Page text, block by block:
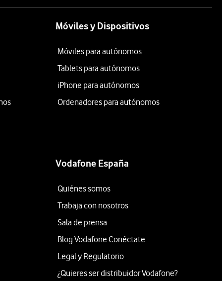
Móviles y Dispositivos
Móviles para autónomos
Tablets para autónomos
iPhone para autónomos
Ordenadores para autónomos
Vodafone España
Quiénes somos
Trabaja con nosotros
Sala de prensa
Blog Vodafone Conéctate
Legal y Regulatorio
¿Quieres ser distribuidor Vodafone?